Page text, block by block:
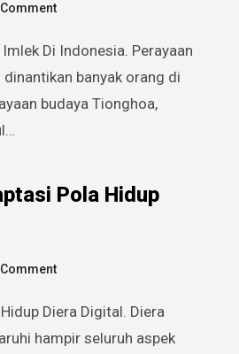
Comment
banyak orang di
budaya Tionghoa,
Pola Hidup
Comment
hampir seluruh aspek